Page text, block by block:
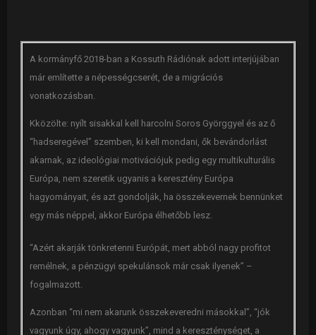
A kormányfő 2018-ban a Kossuth Rádiónak adott interjújában
már említette a népességcserét, de a migrációs
vonatkozásban.
Kközölte: nyílt sisakkal kell harcolni Soros Györggyel és az ő
“hadseregével” szemben, ki kell mondani, ők bevándorlást
akarnak, az ideológiai motivációjuk pedig egy multikulturális
Európa, nem szeretik ugyanis a keresztény Európa
hagyományait, és azt gondolják, ha összekevernek bennünket
egy más néppel, akkor Európa élhetőbb lesz.
“Azért akarják tönkretenni Európát, mert abból nagy profitot
remélnek, a pénzügyi spekulánsok már csak ilyenek” –
fogalmazott.
Azonban “mi nem akarunk összekeveredni másokkal”, “jók
vagyunk úgy, ahogy vagyunk”, mind a kereszténységet, a